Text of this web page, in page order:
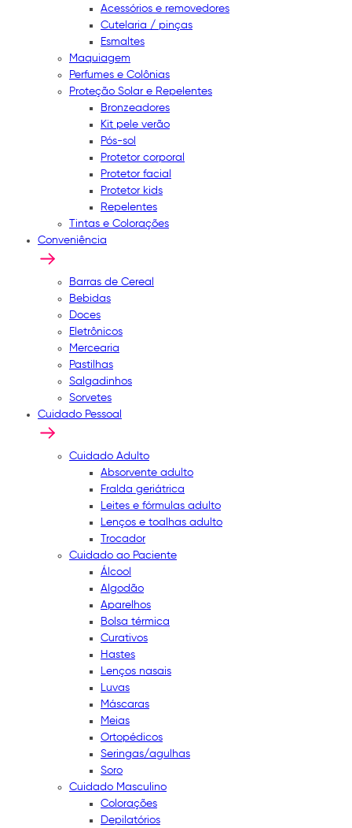
Acessórios e removedores
Cutelaria / pinças
Esmaltes
Maquiagem
Perfumes e Colônias
Proteção Solar e Repelentes
Bronzeadores
Kit pele verão
Pós-sol
Protetor corporal
Protetor facial
Protetor kids
Repelentes
Tintas e Colorações
Conveniência
Barras de Cereal
Bebidas
Doces
Eletrônicos
Mercearia
Pastilhas
Salgadinhos
Sorvetes
Cuidado Pessoal
Cuidado Adulto
Absorvente adulto
Fralda geriátrica
Leites e fórmulas adulto
Lenços e toalhas adulto
Trocador
Cuidado ao Paciente
Álcool
Algodão
Aparelhos
Bolsa térmica
Curativos
Hastes
Lenços nasais
Luvas
Máscaras
Meias
Ortopédicos
Seringas/agulhas
Soro
Cuidado Masculino
Colorações
Depilatórios